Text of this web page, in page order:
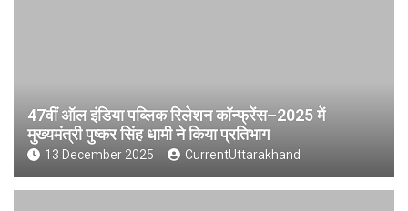
47वीं ऑल इंडिया पब्लिक रिलेशन कॉन्फ्रेंस–2025 में
मुख्यमंत्री पुष्कर सिंह धामी ने किया प्रतिभाग
13 December 2025 CurrentUttarakhand